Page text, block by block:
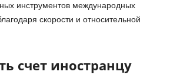
инструментов международных
скорости и относительной
счет иностранцу